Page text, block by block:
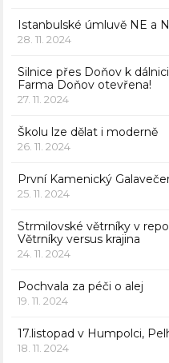
Istanbulské úmluvě NE a
28. 11. 2024
Silnice přes Doňov k
Farma Doňov otevřena!
27. 11. 2024
Školu lze dělat i moderně
26. 11. 2024
První Kamenický
25. 11. 2024
Strmilovské větrníky v
Větrníky versus krajina
24. 11. 2024
Pochvala za péči o alej
19. 11. 2024
17.listopad v Humpolci,
18. 11. 2024